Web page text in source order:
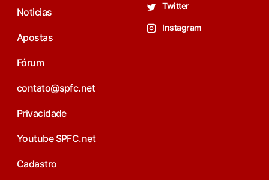
Noticias
Apostas
Fórum
contato@spfc.net
Privacidade
Youtube SPFC.net
Cadastro
Twitter
Instagram